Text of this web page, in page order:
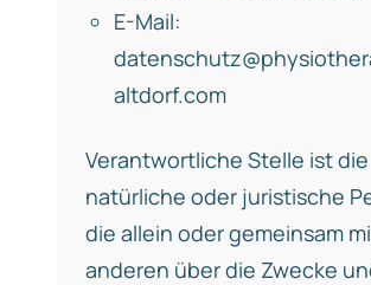
E-Mail:
altdorf.com
Verantwortliche Stelle ist die
natürliche oder juristische
die allein oder gemeinsam
anderen über die Zwecke